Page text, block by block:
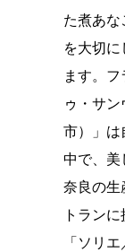
た煮あ
を大切
ます。
ゥ・サ
市）」は
中で、美
奈良の生
トラン
「ソリ